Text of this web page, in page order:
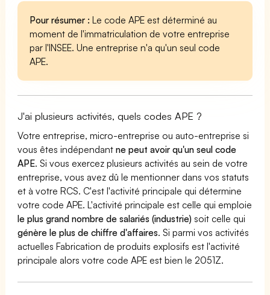
Pour résumer : Le code APE est déterminé au
moment de l'immatriculation de votre entreprise
par l'INSEE. Une entreprise n'a qu'un seul code
APE.
J'ai plusieurs activités, quels codes APE ?
Votre entreprise, micro-entreprise ou auto-entreprise si
vous êtes indépendantne peut avoir qu'un seul code
APE. Si vous exercez plusieurs activités au sein de votre
entreprise, vous avez dû le mentionner dans vos statuts
et à votre RCS. C'est l'activité principale qui détermine
votre code APE. L'activité principale est celle qui emploie
le plus grand nombre de salariés (industrie) soit celle qui
génère le plus de chiffre d'affaires. Si parmi vos activités
actuelles Fabrication de produits explosifs est l'activité
principale alors votre code APE est bien le 2051Z.